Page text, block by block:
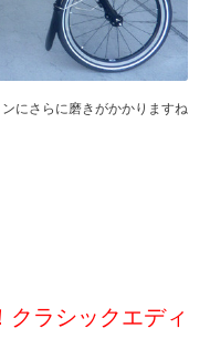
にさらに磨きがかかりますね
クラシックエディ